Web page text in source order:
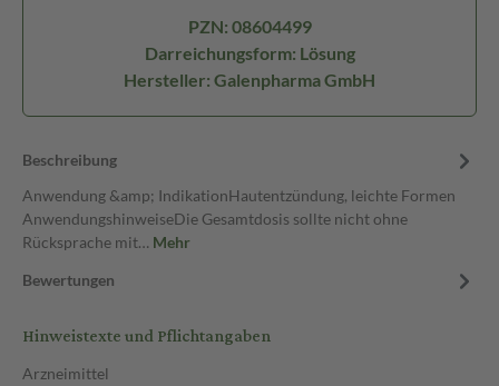
PZN: 08604499
Darreichungsform: Lösung
Hersteller: Galenpharma GmbH
Beschreibung
Anwendung &amp; IndikationHautentzündung, leichte Formen
AnwendungshinweiseDie Gesamtdosis sollte nicht ohne
Rücksprache mit… Mehr
Bewertungen
Hinweistexte und Pflichtangaben
Arzneimittel